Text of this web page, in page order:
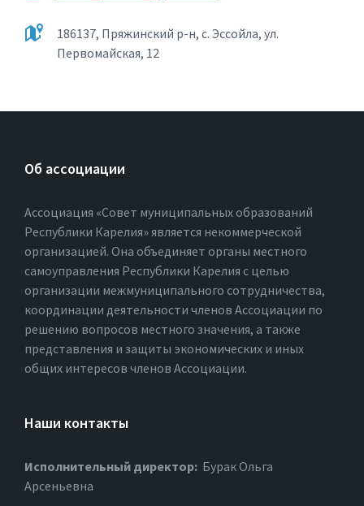
186137, Пряжинский р-н, с. Эссойла, ул.
Первомайская, 12
Об ассоциации
Ассоциация «Совет муниципальных образований
Республики Карелия» является некоммерческой
организацией. Она объединяет органы местного
самоуправления Республики Карелия с целью
организации межмуниципального сотрудничества,
координации деятельности членов Ассоциации по
решению вопросов местного значения, а также
представления и защиты экономических и иных
общих интересов членов Ассоциации.
Наши контакты
Исполнительный директор: Бурак Ольга
Арсеньевна